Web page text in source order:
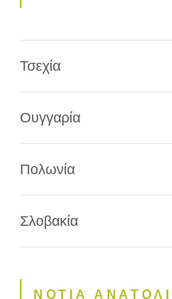
Τσεχία
Ουγγαρία
Πολωνία
Σλοβακία
ΝΟΤΙΑ